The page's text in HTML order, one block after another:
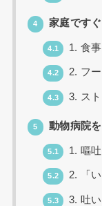
4 家庭です
4.1 1. 食
4.2 2. フ
4.3 3. ス
5 動物病院
5.1 1. 嘔
5.2 2. 「
5.3 3. 吐